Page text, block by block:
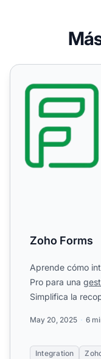
Zoho Forms
Zoho Forms
Aprende cómo
Pro para una
Simplifica la
May 20, 2025 6
Integration